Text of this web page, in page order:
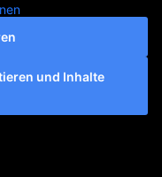
und Inhalte